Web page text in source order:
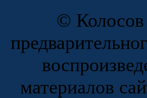
© Колосов
материалов